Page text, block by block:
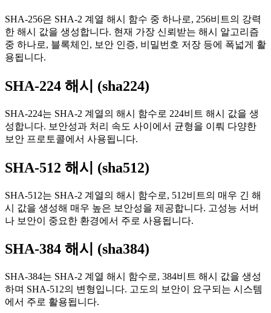
SHA-256은 SHA-2 계열 해시 함수 중 하나로, 256비트의 강력
한 해시 값을 생성합니다. 현재 가장 신뢰받는 해시 알고리즘
중 하나로, 블록체인, 보안 인증, 비밀번호 저장 등에 폭넓게 활
용됩니다.
SHA-224 해시 (sha224)
SHA-224는 SHA-2 계열의 해시 함수로 224비트 해시 값을 생
성합니다. 보안성과 처리 속도 사이에서 균형을 이뤄 다양한
보안 프로토콜에서 사용됩니다.
SHA-512 해시 (sha512)
SHA-512는 SHA-2 계열의 해시 함수로, 512비트의 매우 긴 해
시 값을 생성해 매우 높은 보안성을 제공합니다. 고성능 서버
나 보안이 중요한 환경에서 주로 사용됩니다.
SHA-384 해시 (sha384)
SHA-384는 SHA-2 계열 해시 함수로, 384비트 해시 값을 생성
하며 SHA-512의 변형입니다. 고도의 보안이 요구되는 시스템
에서 주로 활용됩니다.